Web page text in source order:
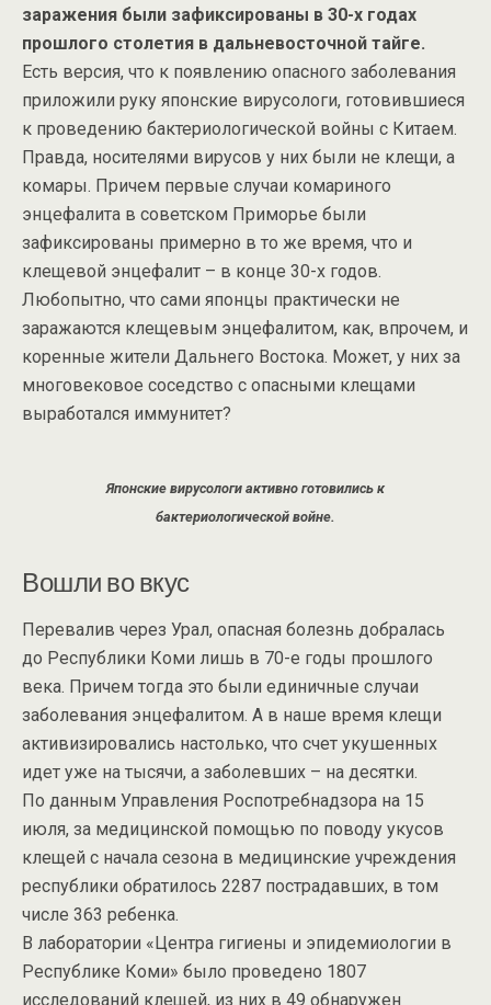
заражения были зафиксированы в 30-х годах
прошлого столетия в дальневосточной тайге.
Есть версия, что к появлению опасного заболевания
приложили руку японские вирусологи, готовившиеся
к проведению бактериологической войны с Китаем.
Правда, носителями вирусов у них были не клещи, а
комары. Причем первые случаи комариного
энцефалита в советском Приморье были
зафиксированы примерно в то же время, что и
клещевой энцефалит – в конце 30-х годов.
Любопытно, что сами японцы практически не
заражаются клещевым энцефалитом, как, впрочем, и
коренные жители Дальнего Востока. Может, у них за
многовековое соседство с опасными клещами
выработался иммунитет?
Японские вирусологи активно готовились к
бактериологической войне.
Вошли во вкус
Перевалив через Урал, опасная болезнь добралась
до Республики Коми лишь в 70-е годы прошлого
века. Причем тогда это были единичные случаи
заболевания энцефалитом. А в наше время клещи
активизировались настолько, что счет укушенных
идет уже на тысячи, а заболевших – на десятки.
По данным Управления Роспотребнадзора на 15
июля, за медицинской помощью по поводу укусов
клещей с начала сезона в медицинские учреждения
республики обратилось 2287 пострадавших, в том
числе 363 ребенка.
В лаборатории «Центра гигиены и эпидемиологии в
Республике Коми» было проведено 1807
исследований клещей, из них в 49 обнаружен